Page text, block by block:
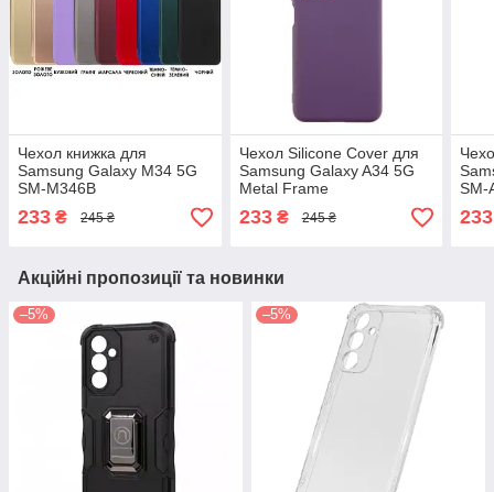
Чехол книжка для
Samsung Galaxy M34 5G
SM-M346B
233 ₴ 245 ₴
Чехол Silicone Cover для
Samsung Galaxy A34 5G
Metal Frame
233₴ 245 ₴
SM-
233
Акційні пропозиції та новинки
–5% –5%